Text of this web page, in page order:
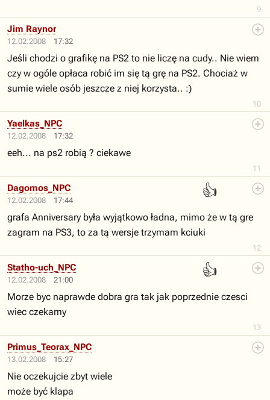
9
12.02.2008 17:32
10
Jim Raynor
Jeśli chodzi o grafikę na PS2 to nie liczę na cudy.. Nie wiem
czy w ogóle opłaca robić im się tą grę na PS2. Chociaż w
sumie wiele osób jeszcze z niej korzysta.. :)
12.02.2008 17:32
11
Yaelkas_NPC
eeh... na ps2 robią ? ciekawe
12.02.2008 17:44
👍
12
Dagomos_NPC
grafa Anniversary była wyjątkowo ładna, mimo że w tą gre
zagram na PS3, to za tą wersje trzymam kciuki
12.02.2008 21:00
👍
13
Statho-uch_NPC
Morze byc naprawde dobra gra tak jak poprzednie czesci
wiec czekamy
13.02.2008 15:27
Primus_Teorax_NPC
Nie oczekujcie zbyt wiele
może być klapa